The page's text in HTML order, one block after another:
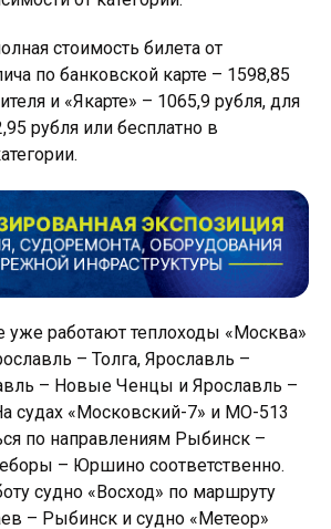
стоимость билета от
по банковской карте – 1598,85
и «Якарте» – 1065,9 рубля, для
рубля или бесплатно в
уже работают теплоходы «Москва»
– Толга, Ярославль –
– Новые Ченцы и Ярославль –
судах «Московский-7» и МО-513
по направлениям Рыбинск –
– Юршино соответственно.
судно «Восход» по маршруту
– Рыбинск и судно «Метеор»